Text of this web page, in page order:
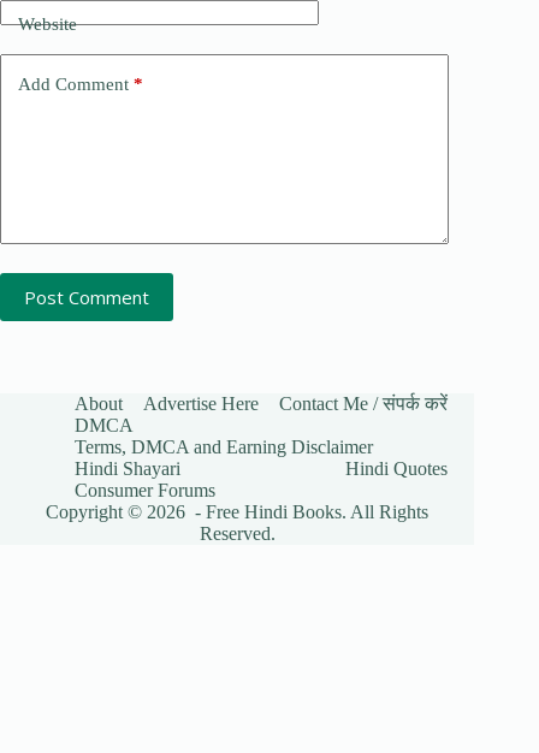
Website
Add Comment *
Post Comment
About Advertise Here
Contact Me / संपर्क करें
DMCA
Terms, DMCA and Earning Disclaimer
Hindi Shayari
Hindi Quotes
Consumer Forums
Copyright © 2026 - Free Hindi Books. All Rights
Reserved.